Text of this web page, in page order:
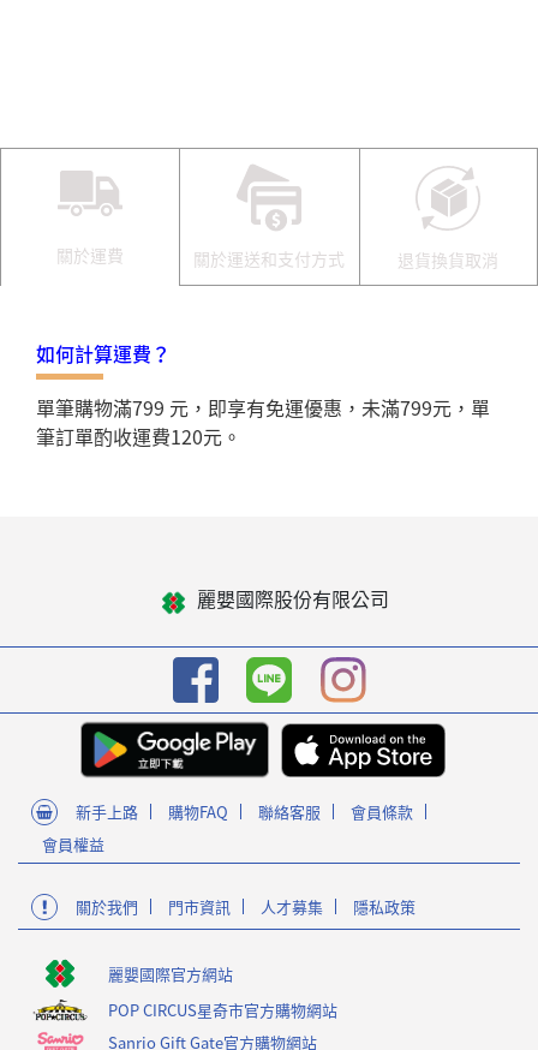
關於運費 關於運送和支付方式 退貨換貨取消
如何計算運費？
單筆購物滿799 元，即享有免運優惠，未滿799元，單
筆訂單酌收運費120元。
麗嬰國際股份有限公司
新手上路 購物FAQ 聯絡客服
會員條款
會員權益
關於我們 門市資訊 人才募集 隱私政策
麗嬰國際官方網站
POP CIRCUS星奇市官方購物網站
Sanrio Gift Gate官方購物網站